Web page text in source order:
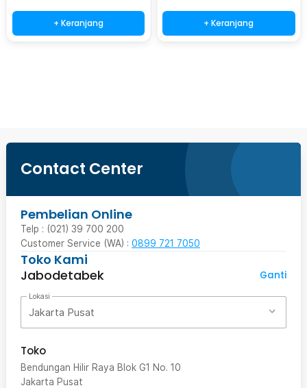
+ Keranjang + Keranjang
Contact Center
Pembelian Online
Telp : (021) 39 700 200
Customer Service (WA) : 0899 721 7050
Toko Kami
Jabodetabek
Ganti
Lokasi
Jakarta Pusat
Toko
Bendungan Hilir Raya Blok G1 No. 10
Jakarta Pusat